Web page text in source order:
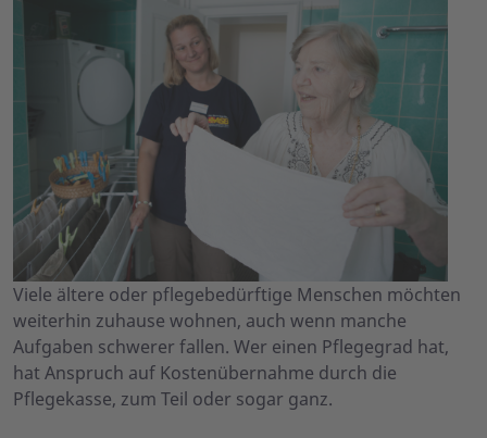
Viele ältere oder pflegebedürftige Menschen möchten
weiterhin zuhause wohnen, auch wenn manche
Aufgaben schwerer fallen. Wer einen Pflegegrad hat,
hat Anspruch auf Kostenübernahme durch die
Pflegekasse, zum Teil oder sogar ganz.